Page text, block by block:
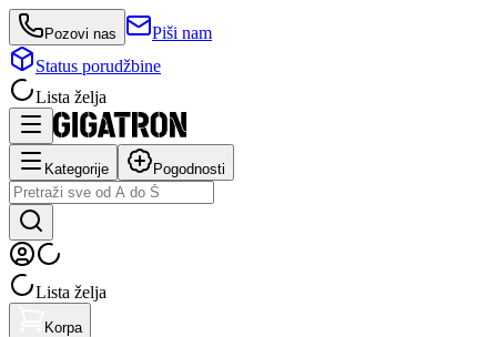
Pozovi nas
Piši nam
Status porudžbine
Lista želja
Kategorije Pogodnosti
Lista želja
Korpa